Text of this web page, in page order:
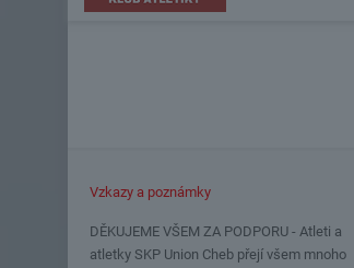
Vzkazy a poznámky
DĚKUJEME VŠEM ZA PODPORU - Atleti a
atletky SKP Union Cheb přejí všem mnoho